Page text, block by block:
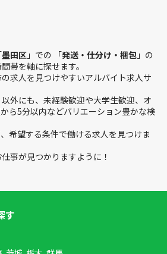
墨田区 」での 「発送・仕分け・梱包 」の
帯を軸に探せます。
求人を見つけやすいアルバイト求人サ
以外にも、未経験歓迎や大学生歓迎、オ
ら5分以内などバリエーション豊かな検
希望する条件で働ける求人を見つけま
事が見つかりますように！
す